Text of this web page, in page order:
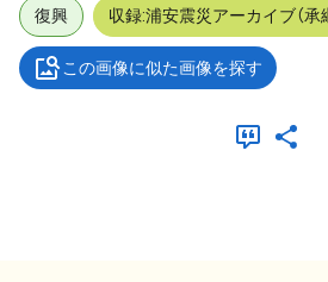
復興 収録:浦安震災アーカイブ（承
この画像に似た画像を探す